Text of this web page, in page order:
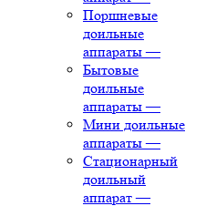
Поршневые
доильные
аппараты —
Бытовые
доильные
аппараты —
Мини доильные
аппараты —
Стационарный
доильный
аппарат —